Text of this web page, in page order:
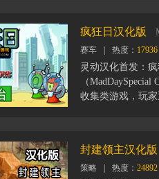
夺回来，如果想
署你的作战部队
的。
疯狂日汉化版
赛车 热度： 17936
灵动汉化首发：
（
收集类游戏，玩
封建领主汉化版
策略 热度： 24892